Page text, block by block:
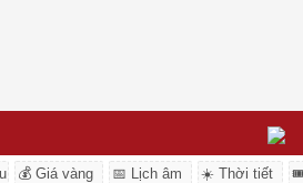
💰 Giá vàng 📅 Lịch âm ☀️ Thời tiết